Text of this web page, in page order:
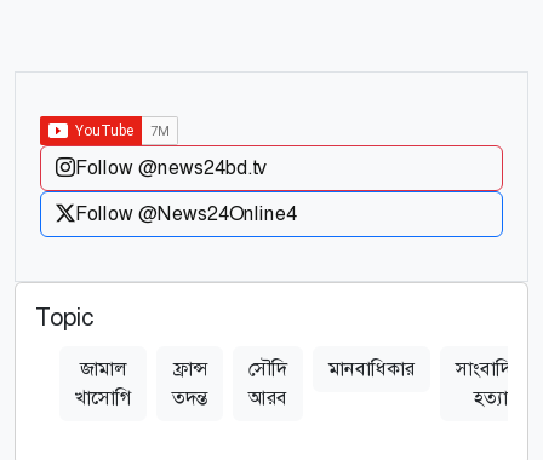
Follow @news24bd.tv
Follow @News24Online4
Topic
জামাল
খাসোগি
ফ্রান্স
তদন্ত
সৌদি
আরব
মানবাধিকার
সাংবাদিক
হত্যা